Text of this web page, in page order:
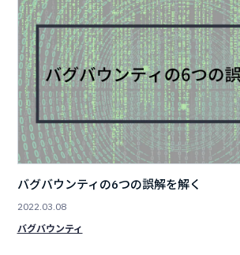
バグバウンティの6つの誤解を解く
2022.03.08
バグバウンティ